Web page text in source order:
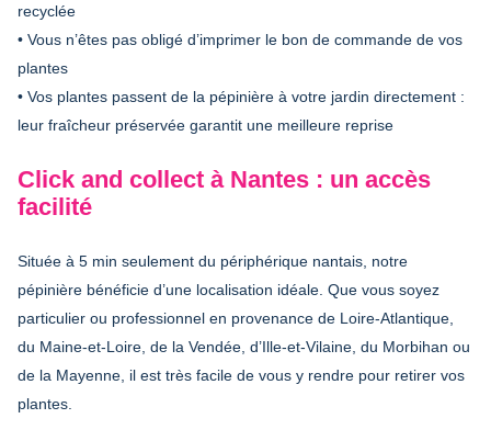
recyclée
• Vous n’êtes pas obligé d’imprimer le bon de commande de vos
plantes
• Vos plantes passent de la pépinière à votre jardin directement :
leur fraîcheur préservée garantit une meilleure reprise
Click and collect à Nantes : un accès
facilité
Située à 5 min seulement du périphérique nantais, notre
pépinière bénéficie d’une localisation idéale. Que vous soyez
particulier ou professionnel en provenance de Loire-Atlantique,
du Maine-et-Loire, de la Vendée, d’Ille-et-Vilaine, du Morbihan ou
de la Mayenne, il est très facile de vous y rendre pour retirer vos
plantes.